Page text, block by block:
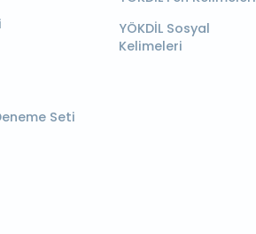
Seti
YÖKDİL Sosyal
Kelimeleri